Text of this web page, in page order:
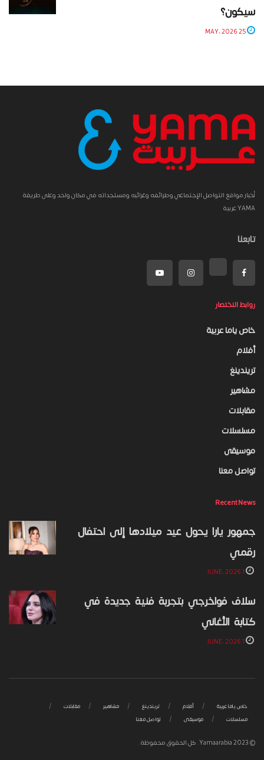
سيكون؟
أخبار مواقع التواصل الإجتماعي وطرائفه وغرائبه ومستجداته في مكان واحد وعلى طريقة
YAMA عربية
تابعنا
روابط الاختصار
خاص ياما عربية
أفلام
تريندينغ
مشاهير
مقابلات
مسلسلات
موسيقى
تواصل معنا
Recent News
جمهور يارا يحول عيد ميلادها إلى احتفال
رقمي
سلاف فواخرجي بتجربة فنية جديدة في
كتابة الأغاني
خاص ياما عربية أفلام تريندينغ مشاهير
مقابلات
مسلسلات
موسيقى تواصل معنا
© 2023 Yamaarabia. كل الحقوق محفوظة.